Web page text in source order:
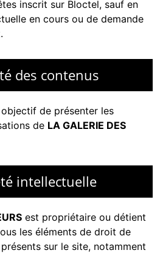
inscrit sur Bloctel, sauf en
en cours ou de demande
des contenus
de présenter les
de LA GALERIE DES
intellectuelle
est propriétaire ou détient
les éléments de droit de
sur le site, notamment